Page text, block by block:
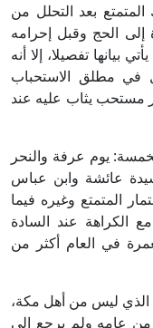
بعد التحلل من
إلى الحج وقبل إحرامه
بيانها تفصيلا، إلا أنه
في مطلق الاستحباب
مستحب يثاب عليه عند
يوم عرفة والنحر
عائشة وابن عباس
المتمتع وغيره فيما
الكراهة عند السادة
في العام أكثر من
الذي ليس من أهل مكة،
عامه ولم يرجع إلى